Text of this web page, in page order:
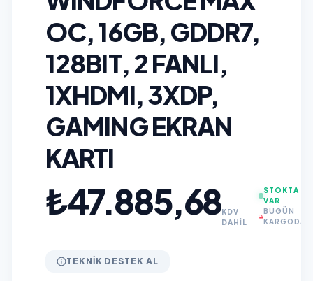
OC, 16GB, GDDR7,
128BIT, 2 FANLI,
1XHDMI, 3XDP,
GAMING EKRAN
KARTI
₺47.885,68KDV
DAHİL
STOKTA
VAR
BUGÜN
KARGODA
TEKNIK DESTEK AL